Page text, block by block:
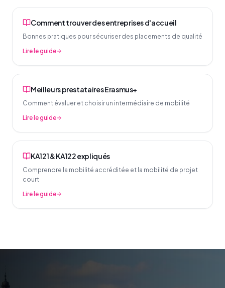
Comment trouver des entreprises d'accueil
Bonnes pratiques pour sécuriser des placements de qualité
Lire le guide
Meilleurs prestataires Erasmus+
Comment évaluer et choisir un intermédiaire de mobilité
Lire le guide
KA121 & KA122 expliqués
Comprendre la mobilité accréditée et la mobilité de projet
court
Lire le guide